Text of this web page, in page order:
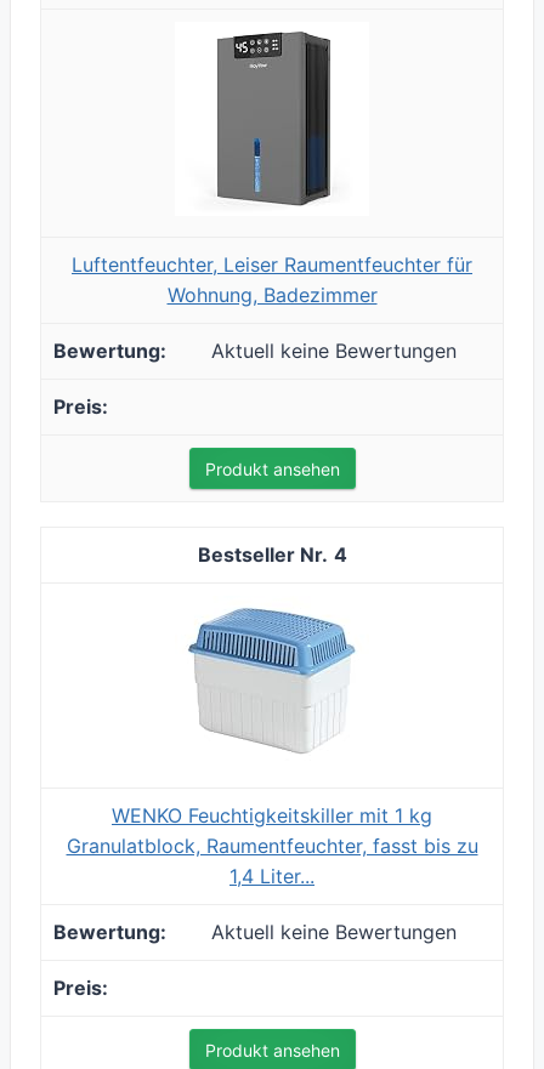
Luftentfeuchter, Leiser Raumentfeuchter für
Wohnung, Badezimmer
Aktuell keine Bewertungen
Produkt ansehen
4
WENKO Feuchtigkeitskiller mit 1 kg
Granulatblock, Raumentfeuchter, fasst bis zu
1,4 Liter...
Aktuell keine Bewertungen
Produkt ansehen